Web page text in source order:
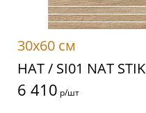
30x60 см
НАТ / SI01 NAT STIK
6 410 р/шт